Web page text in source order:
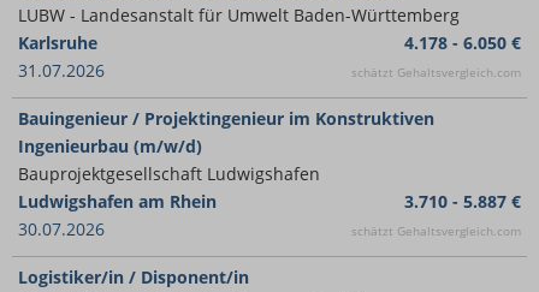
LUBW - Landesanstalt für Umwelt Baden-Württemberg
Karlsruhe
31.07.2026
4.178 - 6.050 €
schätzt Gehaltsvergleich.com
Bauingenieur / Projektingenieur im Konstruktiven
Ingenieurbau (m/w/d)
Bauprojektgesellschaft Ludwigshafen
Ludwigshafen am Rhein
30.07.2026
3.710 - 5.887 €
schätzt Gehaltsvergleich.com
Logistiker/in / Disponent/in